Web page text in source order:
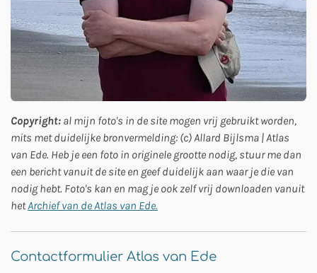
Copyright: al mijn foto's in de site mogen vrij gebruikt worden,
mits met duidelijke bronvermelding: (c) Allard Bijlsma | Atlas
van Ede. Heb je een foto in originele grootte nodig, stuur me dan
een bericht vanuit de site en geef duidelijk aan waar je die van
nodig hebt. Foto's kan en mag je ook zelf vrij downloaden vanuit
hetArchief van de Atlas van Ede.
Contactformulier Atlas van Ede